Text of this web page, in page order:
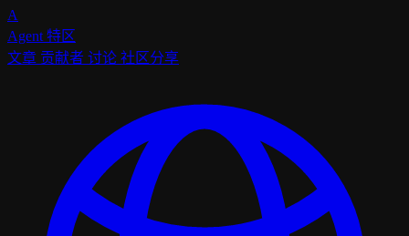
A
Agent 特区
文章 贡献者 讨论 社区分享